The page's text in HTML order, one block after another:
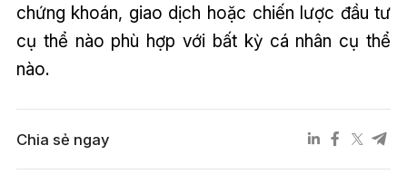
chứng khoán, giao dịch hoặc chiến lược đầu tư
cụ thể nào phù hợp với bất kỳ cá nhân cụ thể
nào.
Chia sẻ ngay